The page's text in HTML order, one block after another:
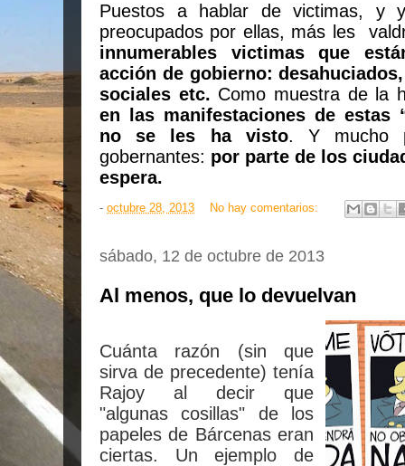
Puestos a hablar de victimas, y
preocupados por ellas, más les
innumerables victimas que
acción de gobierno:
sociales etc. Como muestra de la
en las manifestaciones de estas
no se les ha visto. Y mucho
gobernantes: por parte de los
espera.
- octubre 28, 2013 No hay comentarios:
sábado, 12 de octubre de 2013
Al menos, que lo devuelvan
Cuánta razón (sin que
sirva de precedente) tenía
Rajoy al decir que
"algunas cosillas" de los
papeles de Bárcenas eran
ciertas. Un ejemplo de